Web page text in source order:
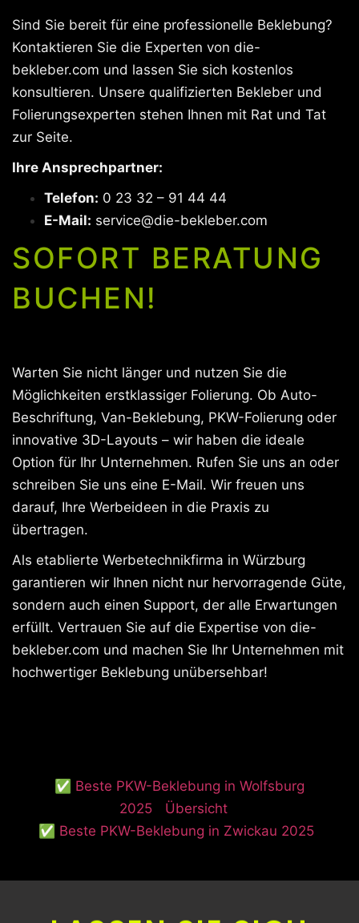
Sind Sie bereit für eine professionelle Beklebung?
Kontaktieren Sie die Experten von die-
bekleber.com und lassen Sie sich kostenlos
konsultieren. Unsere qualifizierten Bekleber und
Folierungsexperten stehen Ihnen mit Rat und Tat
zur Seite.
Ihre Ansprechpartner:
Telefon: 0 23 32 – 91 44 44
E-Mail: service@die-bekleber.com
SOFORT BERATUNG
BUCHEN!
Warten Sie nicht länger und nutzen Sie die
Möglichkeiten erstklassiger Folierung. Ob Auto-
Beschriftung, Van-Beklebung, PKW-Folierung oder
innovative 3D-Layouts – wir haben die ideale
Option für Ihr Unternehmen. Rufen Sie uns an oder
schreiben Sie uns eine E-Mail. Wir freuen uns
darauf, Ihre Werbeideen in die Praxis zu
übertragen.
Als etablierte Werbetechnikfirma in Würzburg
garantieren wir Ihnen nicht nur hervorragende Güte,
sondern auch einen Support, der alle Erwartungen
erfüllt. Vertrauen Sie auf die Expertise von die-
bekleber.com und machen Sie Ihr Unternehmen mit
hochwertiger Beklebung unübersehbar!
✅ Beste PKW-Beklebung in Wolfsburg
2025
Übersicht
✅ Beste PKW-Beklebung in Zwickau 2025